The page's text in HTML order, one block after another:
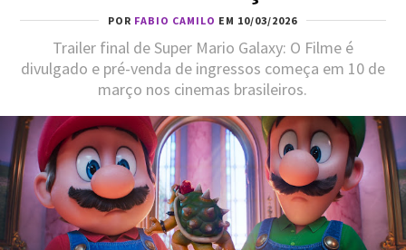
POR FABIO CAMILO EM 10/03/2026
Trailer final de Super Mario Galaxy: O Filme é
divulgado e pré-venda de ingressos começa em 10 de
março nos cinemas brasileiros.